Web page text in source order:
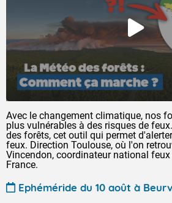
Avec le changement climatique, nos
plus vulnérables à des risques de
des forêts, cet outil qui permet
feux. Direction Toulouse, où l'on
Vincendon, coordinateur national
France.
Ephéméride du 10 août à